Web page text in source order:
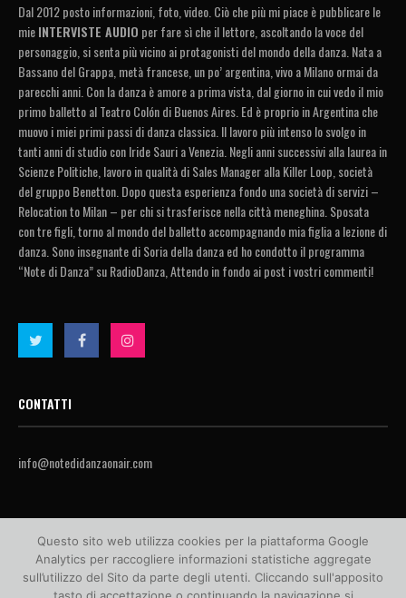
Dal 2012 posto informazioni, foto, video. Ciò che più mi piace è pubblicare le
mieINTERVISTE AUDIO per fare sì che il lettore, ascoltando la voce del
personaggio, si senta più vicino ai protagonisti del mondo della danza. Nata a
Bassano del Grappa, metà francese, un po’ argentina, vivo a Milano ormai da
parecchi anni. Con la danza è amore a prima vista, dal giorno in cui vedo il mio
primo balletto al Teatro Colón di Buenos Aires. Ed è proprio in Argentina che
muovo i miei primi passi di danza classica. Il lavoro più intenso lo svolgo in
tanti anni di studio con Iride Sauri a Venezia. Negli anni successivi alla laurea in
Scienze Politiche, lavoro in qualità di Sales Manager alla Killer Loop, società
del gruppo Benetton. Dopo questa esperienza fondo una società di servizi –
Relocation to Milan – per chi si trasferisce nella città meneghina. Sposata
con tre figli, torno al mondo del balletto accompagnando mia figlia a lezione di
danza. Sono insegnante di Soria della danza ed ho condotto il programma
“Note di Danza” su RadioDanza, Attendo in fondo ai post i vostri commenti!
CONTATTI
info@notedidanzaonair.com
Questo sito web utilizza cookies per la piattaforma Google
Analytics per raccogliere informazioni statistiche aggregate
sull’utilizzo del Sito da parte degli utenti. Cliccando sull'apposito